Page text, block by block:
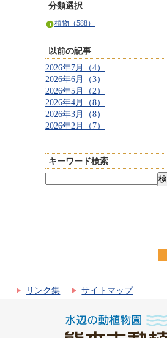
分類選択
植物（588）
以前の記事
2026年7月（4）
2026年6月（3）
2026年5月（2）
2026年4月（8）
2026年3月（8）
2026年2月（7）
キーワード検索
リンク集 サイトマップ